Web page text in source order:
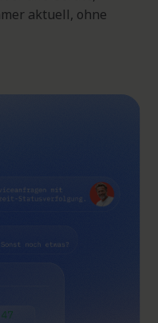
aktuell, ohne